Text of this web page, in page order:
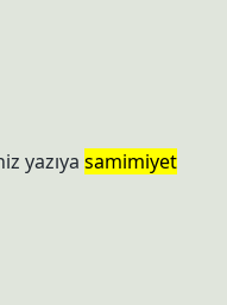
yazıya samimiyet